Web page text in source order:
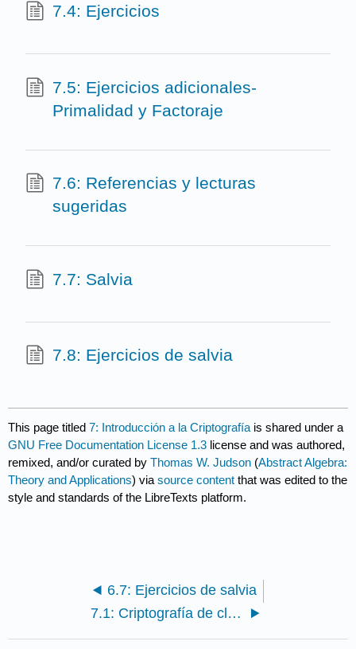
7.4: Ejercicios
7.5: Ejercicios adicionales-
Primalidad y Factoraje
7.6: Referencias y lecturas
sugeridas
7.7: Salvia
7.8: Ejercicios de salvia
This page titled7: Introducción a la Criptografía is shared under a
GNU Free Documentation License 1.3 license and was authored,
remixed, and/or curated byThomas W. Judson (Abstract Algebra:
Theory and Applications) viasource content that was edited to the
style and standards of the LibreTexts platform.
6.7: Ejercicios de salvia
7.1: Criptografía de clave privada